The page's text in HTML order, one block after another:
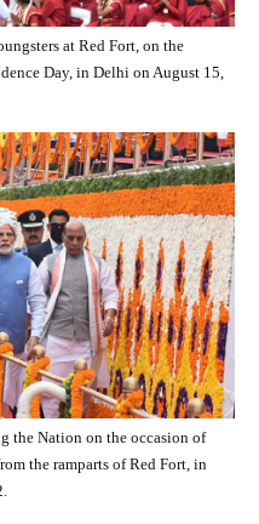
at Red Fort, on the
Day, in Delhi on August 15,
the Nation on the occasion of
the ramparts of Red Fort, in